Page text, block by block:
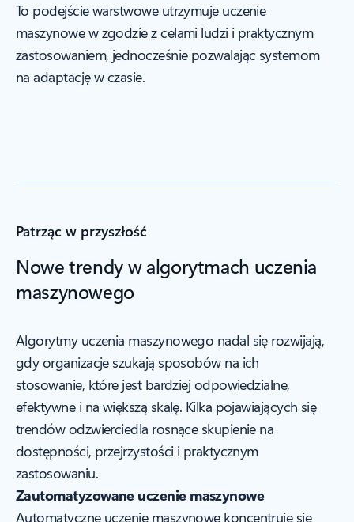
To podejście warstwowe utrzymuje uczenie
maszynowe w zgodzie z celami ludzi i praktycznym
zastosowaniem, jednocześnie pozwalając systemom
na adaptację w czasie.
Patrząc w przyszłość
Nowe trendy w algorytmach uczenia
maszynowego
Algorytmy uczenia maszynowego nadal się rozwijają,
gdy organizacje szukają sposobów na ich
stosowanie, które jest bardziej odpowiedzialne,
efektywne i na większą skalę. Kilka pojawiających się
trendów odzwierciedla rosnące skupienie na
dostępności, przejrzystości i praktycznym
zastosowaniu.
Zautomatyzowane uczenie maszynowe
Automatyczne uczenie maszynowe koncentruje się